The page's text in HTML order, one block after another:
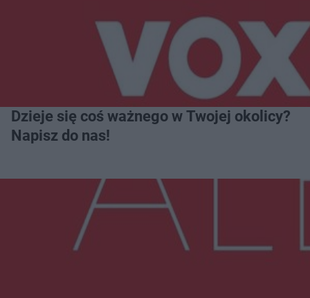
Dzieje się coś ważnego w Twojej okolicy?
Napisz do nas!
Więcej